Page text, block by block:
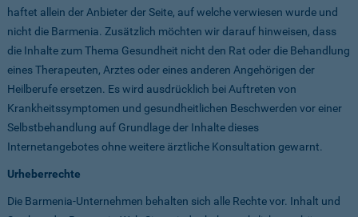
haftet allein der Anbieter der Seite, auf welche verwiesen wurde und
nicht die Barmenia. Zusätzlich möchten wir darauf hinweisen, dass
die Inhalte zum Thema Gesundheit nicht den Rat oder die Behandlung
eines Therapeuten, Arztes oder eines anderen Angehörigen der
Heilberufe ersetzen. Es wird ausdrücklich bei Auftreten von
Krankheitssymptomen und gesundheitlichen Beschwerden vor einer
Selbstbehandlung auf Grundlage der Inhalte dieses
Internetangebotes ohne weitere ärztliche Konsultation gewarnt.
Urheberrechte
Die Barmenia-Unternehmen behalten sich alle Rechte vor. Inhalt und